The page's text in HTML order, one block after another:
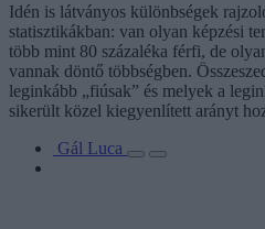
Idén is látványos különbségek
statisztikákban: van olyan képzési
több mint 80 százaléka férfi, de
vannak döntő többségben.
leginkább „fiúsak” és melyek a
sikerült közel kiegyenlített arányt
Gál Luca